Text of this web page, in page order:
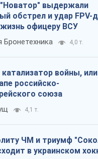
выдержали
обстрел и удар FPV-
жизнь офицеру ВСУ
Бронетехника 4,0 т.
войны,
российско-
союза
4,1 т.
ЧМ и триумф
в украинском